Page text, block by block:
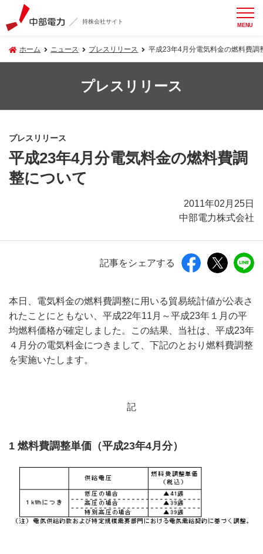
持株会社サイト MENU
ホーム ニュース プレスリリース 平成23年4月分電気料金の燃料費調
プレスリリース
プレスリリース
平成23年4月分電気料金の燃料費調
整について
2011年02月25日
中部電力株式会社
記事をシェアする
本日、電気料金の燃料費調整に用いる貿易統計値が公表さ
れたことにともない、平成22年11月～平成23年１月の平
均燃料価格が確定しました。この結果、当社は、平成23年
４月分の電気料金につきまして、下記のとおり燃料費調整
を実施いたします。
記
1 燃料費調整単価（平成23年4月分）